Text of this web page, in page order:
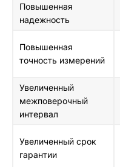
Повышенная
надежность
Повышенная
точность измерений
Увеличенный
межповерочный
интервал
Увеличенный срок
гарантии